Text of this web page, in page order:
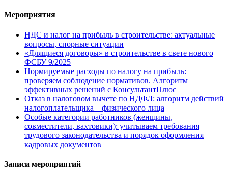
Мероприятия
НДС и налог на прибыль в строительстве: актуальные
вопросы, спорные ситуации
«Длящиеся договоры» в строительстве в свете нового
ФСБУ 9/2025
Нормируемые расходы по налогу на прибыль:
проверяем соблюдение нормативов. Алгоритм
эффективных решений с КонсультантПлюс
Отказ в налоговом вычете по НДФЛ: алгоритм действий
налогоплательщика – физического лица
Особые категории работников (женщины,
совместители, вахтовики): учитываем требования
трудового законодательства и порядок оформления
кадровых документов
Записи мероприятий